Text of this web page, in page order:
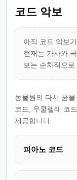
코드 악보
아직 코드 악보
현재는 가사와
보는 순차적으로
동물원의 다시 꿈
코드, 우쿨렐레 코
제공합니다.
피아노 코드